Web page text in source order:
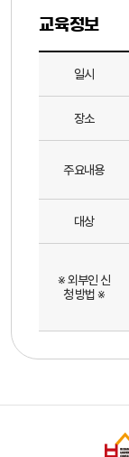
교육정보
일시
장소
주요내용
대상
※ 외부인 신
청 방법 ※